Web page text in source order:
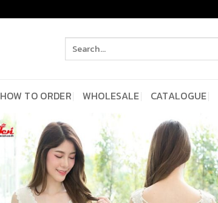
Search
for:
HOW TO ORDER WHOLESALE CATALOGUE